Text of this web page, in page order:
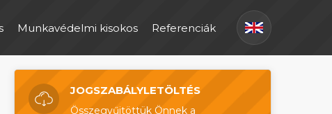
Munkavédelmi kisokos Referenciák
JOGSZABÁLYLETÖLTÉS
Összegyűjtöttük Önnek a